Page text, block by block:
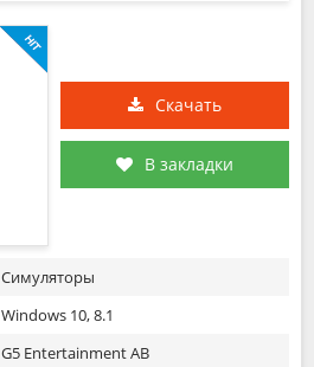
Скачать
В закладки
Симуляторы
Windows 10, 8.1
G5 Entertainment AB